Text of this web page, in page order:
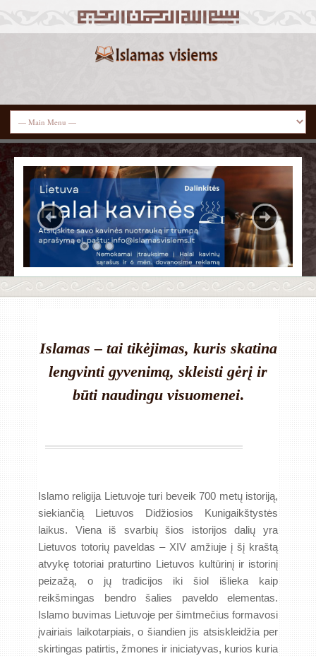
Islamas – tai tikėjimas, kuris skatina
lengvinti gyvenimą, skleisti gėrį ir
būti naudingu visuomenei.
Islamo religija Lietuvoje turi beveik 700 metų istoriją,
siekiančią Lietuvos Didžiosios Kunigaikštystės
laikus. Viena iš svarbių šios istorijos dalių yra
Lietuvos totorių paveldas – XIV amžiuje į šį kraštą
atvykę totoriai praturtino Lietuvos kultūrinį ir istorinį
peizažą, o jų tradicijos iki šiol išlieka kaip
reikšmingas bendro šalies paveldo elementas.
Islamo buvimas Lietuvoje per šimtmečius formavosi
įvairiais laikotarpiais, o šiandien jis atsiskleidžia per
skirtingas patirtis, žmones ir iniciatyvas, kurios kuria